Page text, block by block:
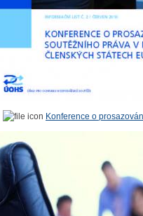
Konference o